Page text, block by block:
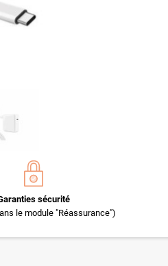
sécurité
le module "Réassurance")